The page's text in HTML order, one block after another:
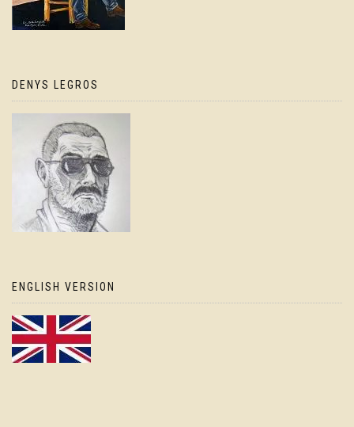
DENYS LEGROS
ENGLISH VERSION